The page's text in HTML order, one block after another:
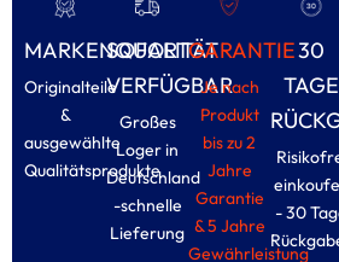
MARKENQUALITÄT
Originalteile
&
ausgewählte
Qualitätsprodukte
SOFORT
VERFÜGBAR
Großes
Loger in
Deutschland
-schnelle
Lieferung
GARANTIE
Je nach
Produkt
bis zu 2
Jahre
Garantie
& 5 Jahre
Gewährleistung
30
TAGE
- 30